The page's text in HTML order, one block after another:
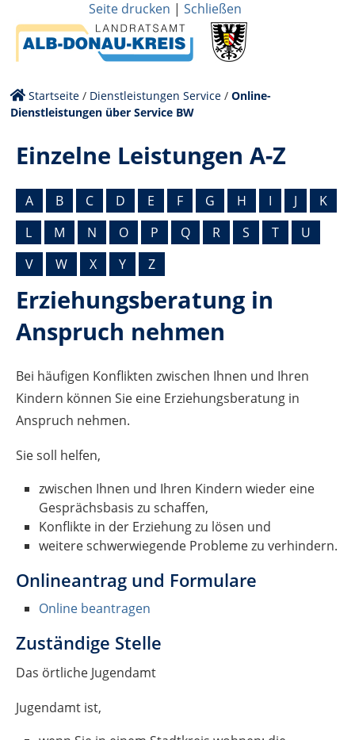
Seite drucken | Schließen
Startseite / Dienstleistungen Service /Online-
Dienstleistungen über Service BW
Einzelne Leistungen A-Z
A B C D E F G H I J
K
L
M N O P Q R S T
U
V
W X Y Z
Erziehungsberatung in
Anspruch nehmen
Bei häufigen Konflikten zwischen Ihnen und Ihren
Kindern können Sie eine Erziehungsberatung in
Anspruch nehmen.
Sie soll helfen,
zwischen Ihnen und Ihren Kindern wieder eine
Gesprächsbasis zu schaffen,
Konflikte in der Erziehung zu lösen und
weitere schwerwiegende Probleme zu verhindern.
Onlineantrag und Formulare
Online beantragen
Zuständige Stelle
Das örtliche Jugendamt
Jugendamt ist,